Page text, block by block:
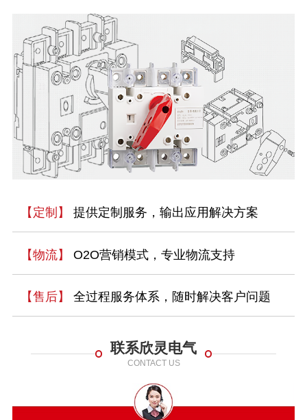
【定制】 提供定制服务，输出应用解决方案
【物流】 O2O营销模式，专业物流支持
【售后】 全过程服务体系，随时解决客户问题
联系欣灵电气
CONTACT US